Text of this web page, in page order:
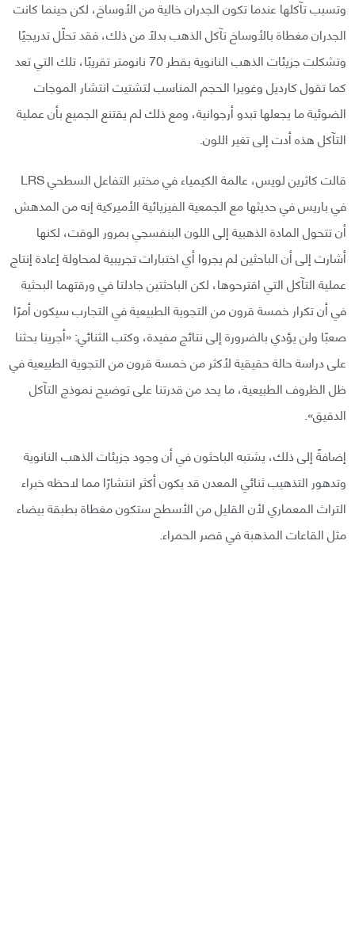
وتسبب تآكلها عندما تكون الجدران خالية من الأوساخ، لكن حينما كانت
الجدران مغطاة بالأوساخ تآكل الذهب بدلًا من ذلك، فقد تحلّل تدريجيًا
وتشكلت جزيئات الذهب النانوية بقطر 70 نانومتر تقريبًا، تلك التي تعد
كما تقول كارديل وغويرا الحجم المناسب لتشتيت انتشار الموجات
الضوئية ما يجعلها تبدو أرجوانية، ومع ذلك لم يقتنع الجميع بأن عملية
التآكل هذه أدت إلى تغير اللون.
قالت كاثرين لويس، عالمة الكيمياء في مختبر التفاعل السطحي LRS
في باريس في حديثها مع الجمعية الفيزيائية الأميركية إنه من المدهش
أن تتحول المادة الذهبية إلى اللون البنفسجي بمرور الوقت، لكنها
أشارت إلى أن الباحثين لم يجروا أي اختبارات تجريبية لمحاولة إعادة إنتاج
عملية التآكل التي اقترحوها، لكن الباحثتين جادلتا في ورقتهما البحثية
في أن تكرار خمسة قرون من التجوية الطبيعية في التجارب سيكون أمرًا
صعبًا ولن يؤدي بالضرورة إلى نتائج مفيدة، وكتب الثنائي: «أجرينا بحثنا
على دراسة حالة حقيقية لأكثر من خمسة قرون من التجوية الطبيعية في
ظل الظروف الطبيعية، ما يحد من قدرتنا على توضيح نموذج التآكل
الدقيق».
إضافةً إلى ذلك، يشتبه الباحثون في أن وجود جزيئات الذهب النانوية
وتدهور التذهيب ثنائي المعدن قد يكون أكثر انتشارًا مما لاحظه خبراء
التراث المعماري لأن القليل من الأسطح ستكون مغطاة بطبقة بيضاء
مثل القاعات المذهبة في قصر الحمراء.